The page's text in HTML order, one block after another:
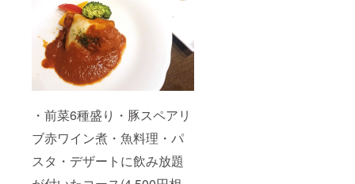
・前菜6種盛り・豚スペアリ
ブ赤ワイン煮・魚料理・パ
スタ・デザートに飲み放題